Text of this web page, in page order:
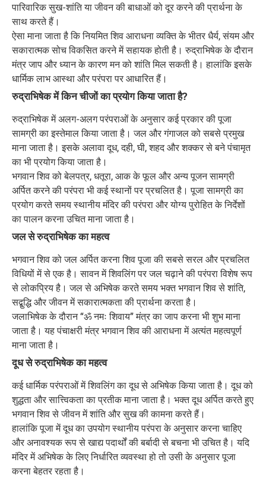
पारिवारिक सुख-शांति या जीवन की बाधाओं को दूर करने की प्रार्थना के
साथ करते हैं।
ऐसा माना जाता है कि नियमित शिव आराधना व्यक्ति के भीतर धैर्य, संयम और
सकारात्मक सोच विकसित करने में सहायक होती है। रुद्राभिषेक के दौरान
मंत्र जाप और ध्यान के कारण मन को शांति मिल सकती है। हालांकि इसके
धार्मिक लाभ आस्था और परंपरा पर आधारित हैं।
रुद्राभिषेक में किन चीजों का प्रयोग किया जाता है?
रुद्राभिषेक में अलग-अलग परंपराओं के अनुसार कई प्रकार की पूजा
सामग्री का इस्तेमाल किया जाता है। जल और गंगाजल को सबसे प्रमुख
माना जाता है। इसके अलावा दूध, दही, घी, शहद और शक्कर से बने पंचामृत
का भी प्रयोग किया जाता है।
भगवान शिव को बेलपत्र, धतूरा, आक के फूल और अन्य पूजन सामग्री
अर्पित करने की परंपरा भी कई स्थानों पर प्रचलित है। पूजा सामग्री का
प्रयोग करते समय स्थानीय मंदिर की परंपरा और योग्य पुरोहित के निर्देशों
का पालन करना उचित माना जाता है।
जल से रुद्राभिषेक का महत्व
भगवान शिव को जल अर्पित करना शिव पूजा की सबसे सरल और प्रचलित
विधियों में से एक है। सावन में शिवलिंग पर जल चढ़ाने की परंपरा विशेष रूप
से लोकप्रिय है। जल से अभिषेक करते समय भक्त भगवान शिव से शांति,
सद्बुद्धि और जीवन में सकारात्मकता की प्रार्थना करता है।
जलाभिषेक के दौरान “ॐ नमः शिवाय” मंत्र का जाप करना भी शुभ माना
जाता है। यह पंचाक्षरी मंत्र भगवान शिव की आराधना में अत्यंत महत्वपूर्ण
माना जाता है।
दूध से रुद्राभिषेक का महत्व
कई धार्मिक परंपराओं में शिवलिंग का दूध से अभिषेक किया जाता है। दूध को
शुद्धता और सात्त्विकता का प्रतीक माना जाता है। भक्त दूध अर्पित करते हुए
भगवान शिव से जीवन में शांति और सुख की कामना करते हैं।
हालांकि पूजा में दूध का उपयोग स्थानीय परंपरा के अनुसार करना चाहिए
और अनावश्यक रूप से खाद्य पदार्थों की बर्बादी से बचना भी उचित है। यदि
मंदिर में अभिषेक के लिए निर्धारित व्यवस्था हो तो उसी के अनुसार पूजा
करना बेहतर रहता है।